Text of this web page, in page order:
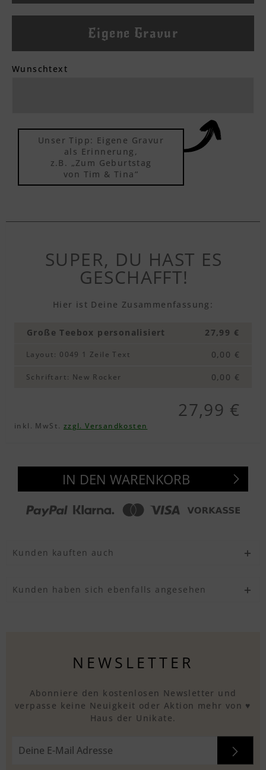
Textvorschau
Textvorschau
Textvorschau
Textvorschau
Eigene Gravur
Wunschtext
Unser Tipp: Eigene Gravur
als Erinnerung,
z.B. „Zum Geburtstag
von Tim & Tina“
SUPER, DU HAST ES
GESCHAFFT!
Hier ist Deine Zusammenfassung:
Große Teebox personalisiert 27,99 €
Layout: 0049 1 Zeile Text 0,00 €
Schriftart: New Rocker 0,00 €
27,99 €
inkl. MwSt. zzgl. Versandkosten
IN DEN WARENKORB
Kunden kauften auch
Kunden haben sich ebenfalls angesehen
NEWSLETTER
Abonniere den kostenlosen Newsletter und
verpasse keine Neuigkeit oder Aktion mehr von ♥
Haus der Unikate.